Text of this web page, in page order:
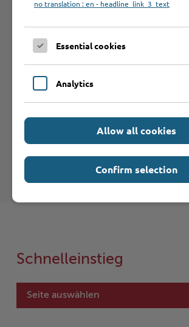
noch wissen?
Landesamt für Denkmalpflege
Schnelleinstieg
Seite auswählen
no translation : en - headline_link_3_text
Essential cookies
Analytics
Allow all cookies
Confirm selection